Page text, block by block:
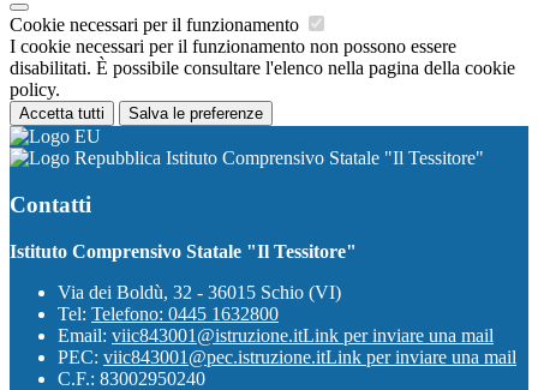
Cookie necessari per il funzionamento
I cookie necessari per il funzionamento non possono essere
disabilitati. È possibile consultare l'elenco nella pagina della cookie
policy.
Accetta tutti Salva le preferenze
Istituto Comprensivo Statale "Il Tessitore"
Contatti
Istituto Comprensivo Statale "Il Tessitore"
Via dei Boldù, 32 - 36015 Schio (VI)
Tel: Telefono: 0445 1632800
Email: viic843001@istruzione.itLink per inviare una mail
PEC: viic843001@pec.istruzione.itLink per inviare una mail
C.F.: 83002950240